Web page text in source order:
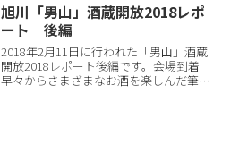
旭川「男山」酒蔵開放2018レポ
ート 後編
2018年2月11日に行われた「男山」酒蔵
開放2018レポート後編です。会場到着
早々からさまざまなお酒を楽しんだ筆者